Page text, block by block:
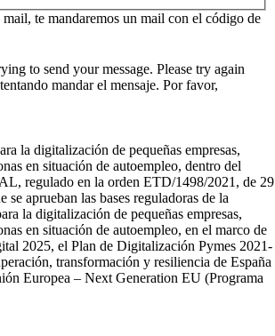
te mandaremos un mail con el código de
to send your message. Please try again
mandar el mensaje. Por favor,
la digitalización de pequeñas empresas,
en situación de autoempleo, dentro del
regulado en la orden ETD/1498/2021, de 29
se aprueban las bases reguladoras de la
la digitalización de pequeñas empresas,
en situación de autoempleo, en el marco de
2025, el Plan de Digitalización Pymes 2021-
transformación y resiliencia de España
Europea – Next Generation EU (Programa